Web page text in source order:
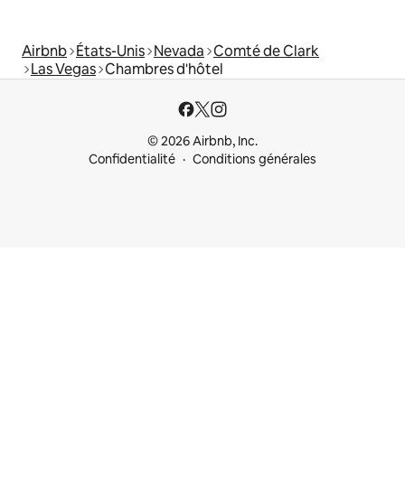
Airbnb États-Unis Nevada Comté de Clark
Las Vegas Chambres d'hôtel
© 2026 Airbnb, Inc.
Confidentialité
Conditions générales